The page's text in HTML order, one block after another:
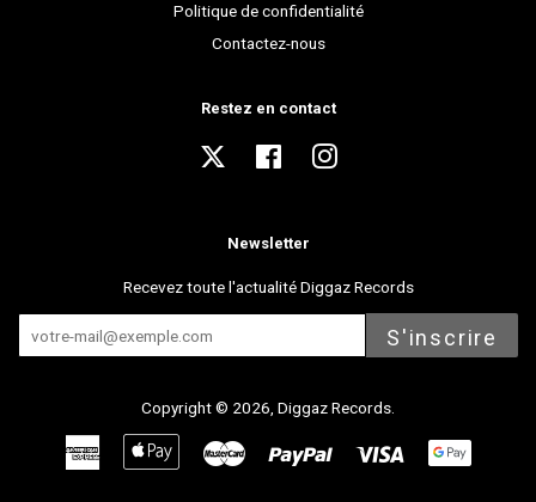
Politique de confidentialité
Contactez-nous
Restez en contact
Twitter FacebookInstagram
Newsletter
Recevez toute l'actualité Diggaz Records
S'inscrire
Copyright © 2026, Diggaz Records
American
Express
Apple
Pay
Master Paypal Visa